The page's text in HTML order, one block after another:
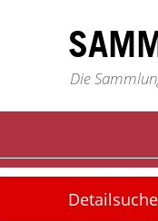
Die
Detailsuche